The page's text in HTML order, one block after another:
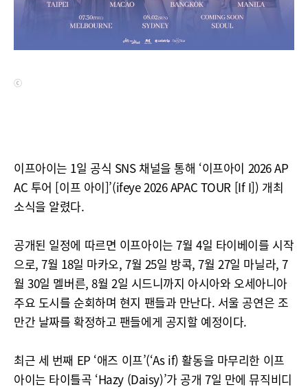
ⓒ
이프아이는 1일 공식 SNS 채널을 통해 ‘이프아이 2026 AP
AC 투어 [이프 아이]’(ifeye 2026 APAC TOUR [If I]) 개최
소식을 알렸다.
공개된 일정에 따르면 이프아이는 7월 4일 타이베이를 시작
으로, 7월 18일 마카오, 7월 25일 방콕, 7월 27일 마닐라, 7
월 30일 멜버른, 8월 2일 시드니까지 아시아와 오세아니아
주요 도시를 순회하며 현지 팬들과 만난다. 서울 공연은 조
만간 날짜를 확정하고 팬들에게 공지할 예정이다.
최근 세 번째 EP ‘애즈 이프’(‘As if) 활동을 마무리한 이프
아이는 타이틀곡 ‘Hazy (Daisy)’가 공개 7일 만에 뮤직비디